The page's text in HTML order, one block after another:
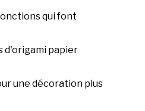
qui font
d'origami papier
une décoration plus